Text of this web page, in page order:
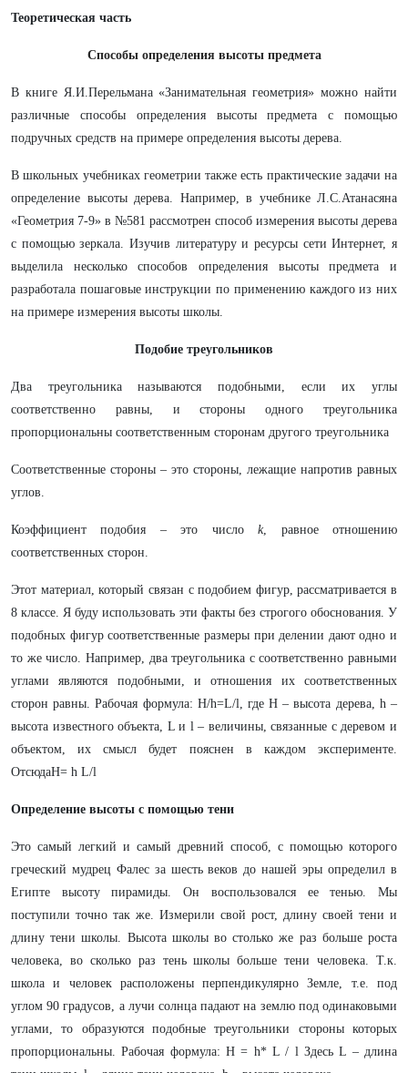
Теоретическая часть
Способы определения высоты предмета
В книге Я.И.Перельмана «Занимательная геометрия» можно найти
различные способы определения высоты предмета с помощью
подручных средств на примере определения высоты дерева.
В школьных учебниках геометрии также есть практические задачи на
определение высоты дерева. Например, в учебнике Л.С.Атанасяна
«Геометрия 7-9» в №581 рассмотрен способ измерения высоты дерева
с помощью зеркала. Изучив литературу и ресурсы сети Интернет, я
выделила несколько способов определения высоты предмета и
разработала пошаговые инструкции по применению каждого из них
на примере измерения высоты школы.
Подобие треугольников
Два треугольника называются подобными, если их углы
соответственно равны, и стороны одного треугольника
пропорциональны соответственным сторонам другого треугольника
Соответственные стороны – это стороны, лежащие напротив равных
углов.
Коэффициент подобия – это числоk, равное отношению
соответственных сторон.
Этот материал, который связан с подобием фигур, рассматривается в
8 классе. Я буду использовать эти факты без строгого обоснования. У
подобных фигур соответственные размеры при делении дают одно и
то же число. Например, два треугольника с соответственно равными
углами являются подобными, и отношения их соответственных
сторон равны. Рабочая формула: H/h=L/l, где H – высота дерева, h –
высота известного объекта, L и l – величины, связанные с деревом и
объектом, их смысл будет пояснен в каждом эксперименте.
ОтсюдаH= h L/l
Определение высоты с помощью тени
Это самый легкий и самый древний способ, с помощью которого
греческий мудрец Фалес за шесть веков до нашей эры определил в
Египте высоту пирамиды. Он воспользовался ее тенью. Мы
поступили точно так же. Измерили свой рост, длину своей тени и
длину тени школы. Высота школы во столько же раз больше роста
человека, во сколько раз тень школы больше тени человека. Т.к.
школа и человек расположены перпендикулярно Земле, т.е. под
углом 90 градусов, а лучи солнца падают на землю под одинаковыми
углами, то образуются подобные треугольники стороны которых
пропорциональны. Рабочая формула: H = h* L / l Здесь L – длина